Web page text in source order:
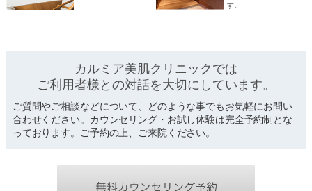
す。
カルミア美肌クリニックでは
ご利用者様との対話を大切にしています。
ご質問やご相談などについて、どのような事でもお気軽にお問い
合わせください。カウンセリング・お試し体験は完全予約制とな
っております。ご予約の上、ご来院ください。